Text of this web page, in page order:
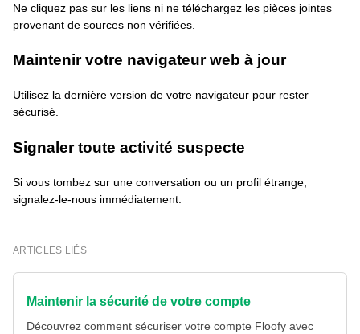
Ne cliquez pas sur les liens ni ne téléchargez les pièces jointes
provenant de sources non vérifiées.
Maintenir votre navigateur web à jour
Utilisez la dernière version de votre navigateur pour rester
sécurisé.
Signaler toute activité suspecte
Si vous tombez sur une conversation ou un profil étrange,
signalez-le-nous immédiatement.
ARTICLES LIÉS
Maintenir la sécurité de votre compte
Découvrez comment sécuriser votre compte Floofy avec